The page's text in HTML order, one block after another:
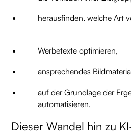
herausfinden, welche Art
Werbetexte optimieren,
ansprechendes
auf der Grundlage der
automatisieren.
Dieser Wandel hin zu